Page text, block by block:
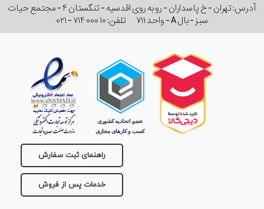
آدرس: تهران - خ پاسداران - رو به روی اقدسیه - تنگستان ۴ - مجتمع حیات
سبز - بال A - واحد ۷۱۱
تلفن:۰۲۱ - ۷۱۴ ۰۰۰ ۱۰
راهنمای ثبت سفارش
خدمات پس از فروش